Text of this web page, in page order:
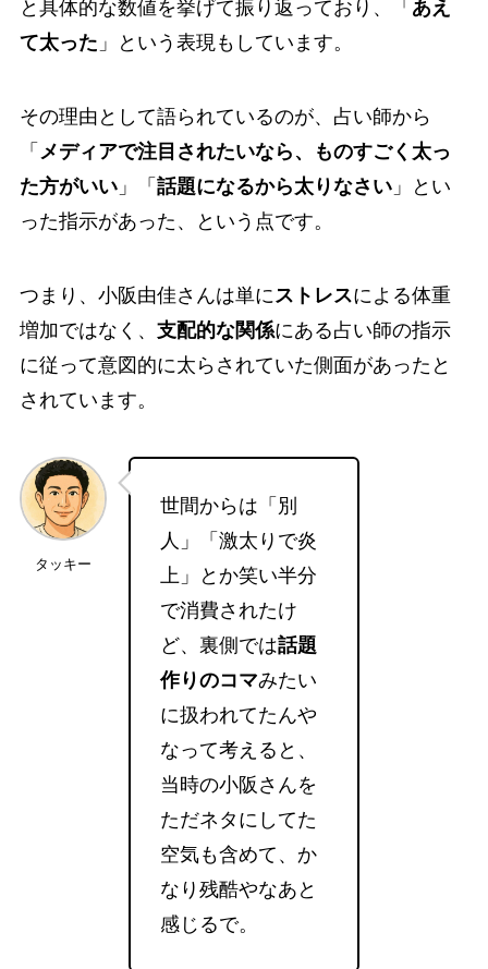
と具体的な数値を挙げて振り返っており、「 あえ
て太った 」という表現もしています。
その理由として語られているのが、占い師から
「 メディアで注目されたいなら、ものすごく太っ
た方がいい」「 話題になるから太りなさい」とい
った指示があった、という点です。
つまり、小阪由佳さんは単に ストレスによる体重
増加ではなく、 支配的な関係にある占い師の指示
に従って意図的に太らされていた側面があったと
されています。
タッキー
世間からは「別
人」「激太りで炎
上」とか笑い半分
で消費されたけ
ど、裏側では話題
作りのコマみたい
に扱われてたんや
なって考えると、
当時の小阪さんを
ただネタにしてた
空気も含めて、か
なり残酷やなあと
感じるで。